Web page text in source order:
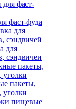
фаст-фуда
для
сэндвичей
пакеты,
уголки